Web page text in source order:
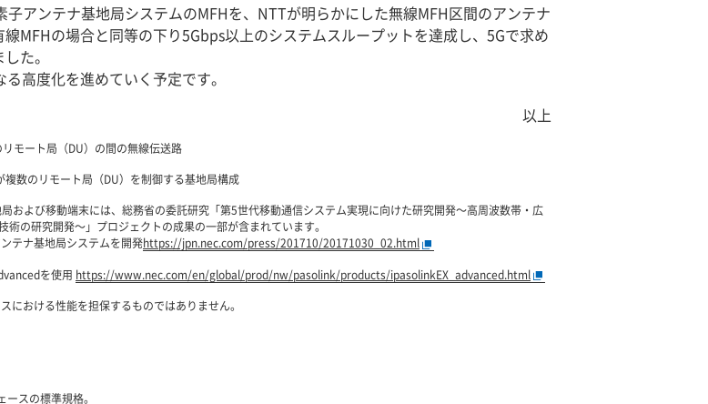
アンテナ基地局システムのMFHを、NTTが明らかにした無線MFH区間のアンテナ
MFHの場合と同等の下り5Gbps以上のシステムスループットを達成し、5Gで求め
た。
高度化を進めていく予定です。
以上
モート局（DU）の間の無線伝送路
数のリモート局（DU）を制御する基地局構成
および移動端末には、総務省の委託研究「第5世代移動通信システム実現に向けた研究開発～高周波数帯・広
の研究開発～」プロジェクトの成果の一部が含まれています。
テナ基地局システムを開発https://jpn.nec.com/press/201710/20171030_02.html
を使用 https://www.nec.com/en/global/prod/nw/pasolink/products/ipasolinkEX_advanced.html
における性能を担保するものではありません。
スの標準規格。